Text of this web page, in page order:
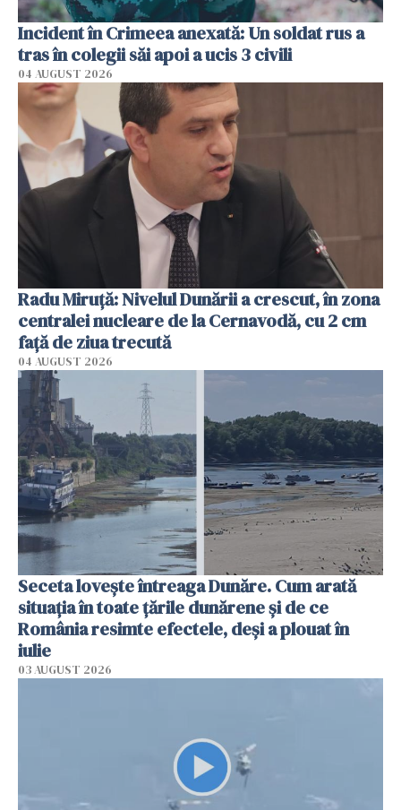
Incident în Crimeea anexată: Un soldat rus a
tras în colegii săi apoi a ucis 3 civili
04 AUGUST 2026
Radu Miruţă: Nivelul Dunării a crescut, în zona
centralei nucleare de la Cernavodă, cu 2 cm
faţă de ziua trecută
04 AUGUST 2026
Seceta lovește întreaga Dunăre. Cum arată
situația în toate țările dunărene și de ce
România resimte efectele, deși a plouat în
iulie
03 AUGUST 2026